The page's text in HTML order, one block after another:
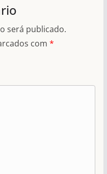
será publicado.
com *